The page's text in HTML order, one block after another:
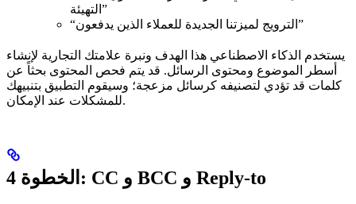
التهيئة”
“الترويج لميزتنا الجديدة للعملاء الذين يدفعون”
يستخدم الذكاء الاصطناعي هذا الهدف ونبرة علامتك التجارية لإنشاء
أسطر الموضوع ومحتوى الرسائل. قد يتم فحص المحتوى بحثاً عن
كلمات قد تؤدي لتصنيفه كرسائل مزعجة؛ وسيقوم التطبيق بتنبيهك
للمشكلات عند الإمكان.
الخطوة 4: CC و BCC و Reply-to